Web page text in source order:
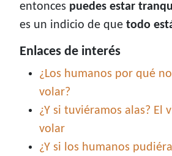
entonces puedes estar
es un indicio de que todo
Enlaces de interés
¿Los humanos por qué
volar?
¿Y si tuviéramos alas? El
volar
¿Y si los humanos